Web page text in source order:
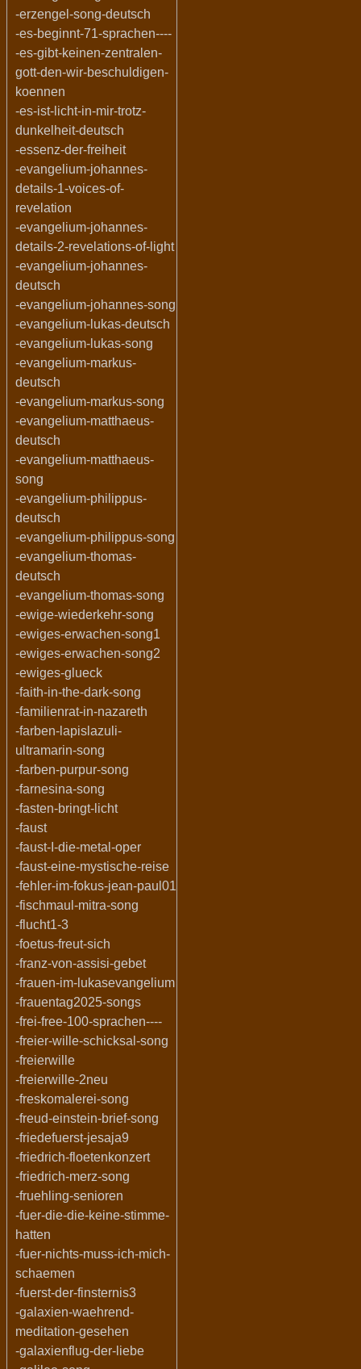
-erzengel-song-deutsch
-es-beginnt-71-sprachen----
-es-gibt-keinen-zentralen-
gott-den-wir-beschuldigen-
koennen
-es-ist-licht-in-mir-trotz-
dunkelheit-deutsch
-essenz-der-freiheit
-evangelium-johannes-
details-1-voices-of-
revelation
-evangelium-johannes-
details-2-revelations-of-light
-evangelium-johannes-
deutsch
-evangelium-johannes-song
-evangelium-lukas-deutsch
-evangelium-lukas-song
-evangelium-markus-
deutsch
-evangelium-markus-song
-evangelium-matthaeus-
deutsch
-evangelium-matthaeus-
song
-evangelium-philippus-
deutsch
-evangelium-philippus-song
-evangelium-thomas-
deutsch
-evangelium-thomas-song
-ewige-wiederkehr-song
-ewiges-erwachen-song1
-ewiges-erwachen-song2
-ewiges-glueck
-faith-in-the-dark-song
-familienrat-in-nazareth
-farben-lapislazuli-
ultramarin-song
-farben-purpur-song
-farnesina-song
-fasten-bringt-licht
-faust
-faust-I-die-metal-oper
-faust-eine-mystische-reise
-fehler-im-fokus-jean-paul01
-fischmaul-mitra-song
-flucht1-3
-foetus-freut-sich
-franz-von-assisi-gebet
-frauen-im-lukasevangelium
-frauentag2025-songs
-frei-free-100-sprachen----
-freier-wille-schicksal-song
-freierwille
-freierwille-2neu
-freskomalerei-song
-freud-einstein-brief-song
-friedefuerst-jesaja9
-friedrich-floetenkonzert
-friedrich-merz-song
-fruehling-senioren
-fuer-die-die-keine-stimme-
hatten
-fuer-nichts-muss-ich-mich-
schaemen
-fuerst-der-finsternis3
-galaxien-waehrend-
meditation-gesehen
-galaxienflug-der-liebe